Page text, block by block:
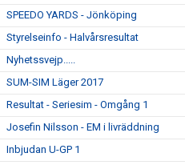
SPEEDO YARDS - Jönköping
Styrelseinfo - Halvårsresultat
Nyhetssvejp.....
SUM-SIM Läger 2017
Resultat - Seriesim - Omgång 1
Josefin Nilsson - EM i livräddning
Inbjudan U-GP 1